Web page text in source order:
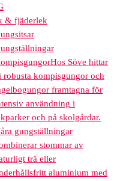
& fjäderlek
Hos Söve hittar
robusta kompisgungor och
framtagna för
användning i
och på skolgårdar.
gungställningar
stommar av
trä eller
aluminium med